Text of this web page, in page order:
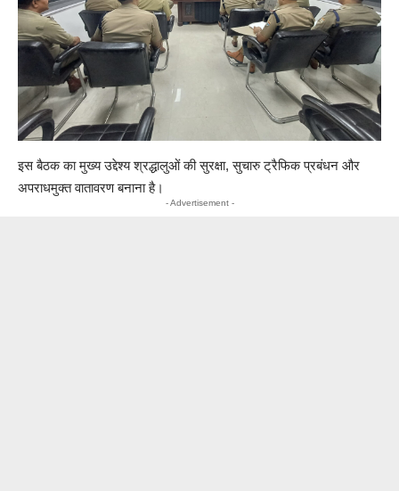
इस बैठक का मुख्य उद्देश्य श्रद्धालुओं की सुरक्षा, सुचारु ट्रैफिक प्रबंधन और
अपराधमुक्त वातावरण बनाना है।
- Advertisement -